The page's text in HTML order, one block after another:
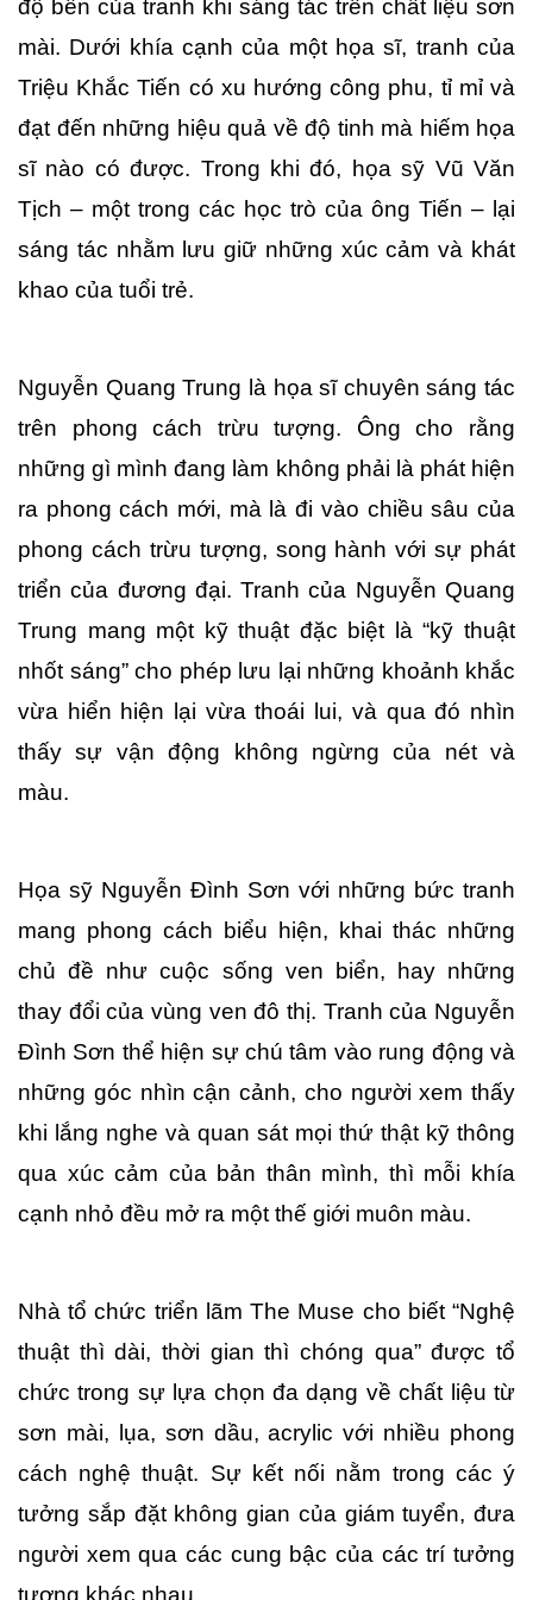
độ bền của tranh khi sáng tác trên chất liệu sơn
mài. Dưới khía cạnh của một họa sĩ, tranh của
Triệu Khắc Tiến có xu hướng công phu, tỉ mỉ và
đạt đến những hiệu quả về độ tinh mà hiếm họa
sĩ nào có được. Trong khi đó, họa sỹ Vũ Văn
Tịch – một trong các học trò của ông Tiến – lại
sáng tác nhằm lưu giữ những xúc cảm và khát
khao của tuổi trẻ.
Nguyễn Quang Trung là họa sĩ chuyên sáng tác
trên phong cách trừu tượng. Ông cho rằng
những gì mình đang làm không phải là phát hiện
ra phong cách mới, mà là đi vào chiều sâu của
phong cách trừu tượng, song hành với sự phát
triển của đương đại. Tranh của Nguyễn Quang
Trung mang một kỹ thuật đặc biệt là “kỹ thuật
nhốt sáng” cho phép lưu lại những khoảnh khắc
vừa hiển hiện lại vừa thoái lui, và qua đó nhìn
thấy sự vận động không ngừng của nét và
màu.
Họa sỹ Nguyễn Đình Sơn với những bức tranh
mang phong cách biểu hiện, khai thác những
chủ đề như cuộc sống ven biển, hay những
thay đổi của vùng ven đô thị. Tranh của Nguyễn
Đình Sơn thể hiện sự chú tâm vào rung động và
những góc nhìn cận cảnh, cho người xem thấy
khi lắng nghe và quan sát mọi thứ thật kỹ thông
qua xúc cảm của bản thân mình, thì mỗi khía
cạnh nhỏ đều mở ra một thế giới muôn màu.
Nhà tổ chức triển lãm The Muse cho biết “Nghệ
thuật thì dài, thời gian thì chóng qua” được tổ
chức trong sự lựa chọn đa dạng về chất liệu từ
sơn mài, lụa, sơn dầu, acrylic với nhiều phong
cách nghệ thuật. Sự kết nối nằm trong các ý
tưởng sắp đặt không gian của giám tuyển, đưa
người xem qua các cung bậc của các trí tưởng
tượng khác nhau.